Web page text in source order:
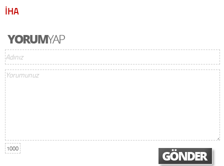
İHA
1000